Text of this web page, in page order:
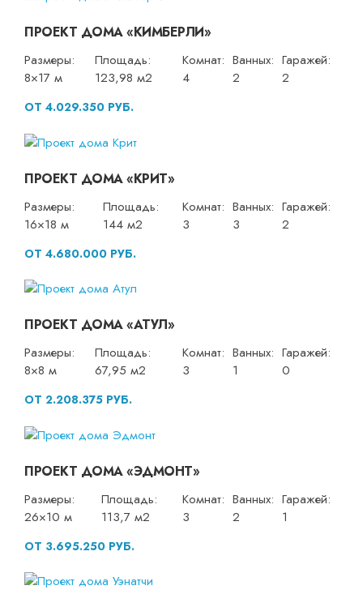
ПРОЕКТ ДОМА «КИМБЕРЛИ»
Размеры:
8×17 м
Площадь:
123,98 м2
Комнат:
4
Ванных:
2
Гаражей:
2
ОТ 4.029.350 РУБ.
ПРОЕКТ ДОМА «КРИТ»
Размеры:
16×18 м
Площадь:
144 м2
Комнат:
3
Ванных:
3
Гаражей:
2
ОТ 4.680.000 РУБ.
ПРОЕКТ ДОМА «АТУЛ»
Размеры:
8×8 м
Площадь:
67,95 м2
Комнат:
3
Ванных:
1
Гаражей:
0
ОТ 2.208.375 РУБ.
ПРОЕКТ ДОМА «ЭДМОНТ»
Размеры:
26×10 м
Площадь:
113,7 м2
Комнат:
3
Ванных:
2
Гаражей:
1
ОТ 3.695.250 РУБ.